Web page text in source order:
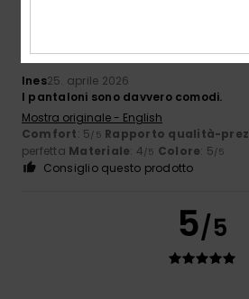
Ines25. aprile 2026
I pantaloni sono davvero comodi.
Mostra originale - English
Comfort: 5/5 Rapporto qualità-
perfetta Materiale: 4/5 Colore: 5/5
Consiglio questo prodotto
5/5